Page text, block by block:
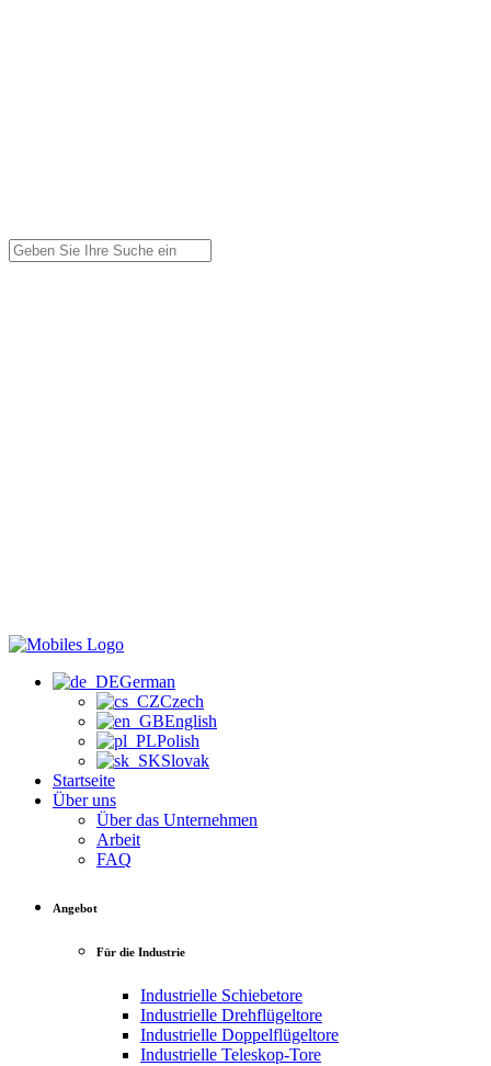
German
Czech
English
Polish
Slovak
Startseite
Über uns
Über das Unternehmen
Arbeit
FAQ
Angebot
Für die Industrie
Industrielle Schiebetore
Industrielle Drehflügeltore
Industrielle Doppelflügeltore
Industrielle Teleskop-Tore